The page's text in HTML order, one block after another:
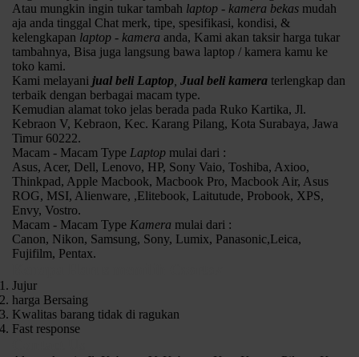
Nikon P530 With Zoom Optical 42x
Spek :
Resolusi 16.1 million
NIKKOR lens with 42x optical zoom
Battery Litium
Full HD 1080p video
LCD 3 ” inc
Lainya Googling za,.,
Kondisi :
fisik mulus 95% / mesin normal semua
Kelengkapan : unit / batre / cas / Strap / box
Harga 1,5jt aja siapa cepat dia dapat
Atau mungkin ingin tukar tambah laptop - kamera bekas mudah
aja anda tinggal Chat merk, tipe, spesifikasi, kondisi, &
kelengkapan laptop - kamera anda, Kami akan taksir harga tukar
tambahnya, Bisa juga langsung bawa laptop / kamera kamu ke
toko kami.
Kami melayani jual beli Laptop Jual beli kamera terlengkap dan
terbaik dengan berbagai macam type.
Kemudian alamat toko jelas berada pada Ruko Kartika, Jl.
Kebraon V, Kebraon, Kec. Karang Pilang, Kota Surabaya, Jawa
Timur 60222.
Macam - Macam Type Laptop mulai dari :
Asus, Acer, Dell, Lenovo, HP, Sony Vaio, Toshiba, Axioo,
Thinkpad, Apple Macbook, Macbook Pro, Macbook Air, Asus
ROG, MSI, Alienware, ,Elitebook, Laitutude, Probook, XPS,
Envy, Vostro.
Macam - Macam Type Kamera mulai dari :
Canon, Nikon, Samsung, Sony, Lumix, Panasonic,Leica,
Fujifilm, Pentax.
Jujur
harga Bersaing
Kwalitas barang tidak di ragukan
Fast response